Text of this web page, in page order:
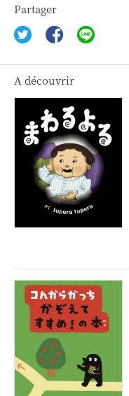
Partager
A découvrir